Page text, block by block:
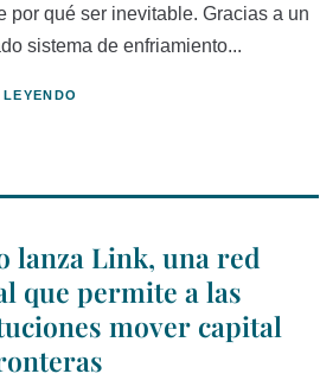
por qué ser inevitable. Gracias a un
sistema de enfriamiento...
lanza Link, una red
que permite a las
mover capital